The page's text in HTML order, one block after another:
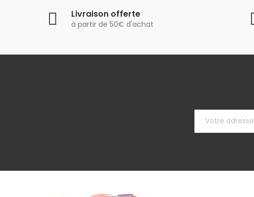
Livraison offerte
à partir de 50€ d'achat